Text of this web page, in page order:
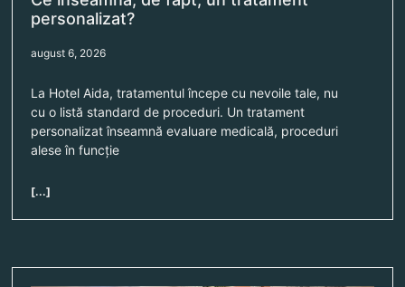
personalizat?
august 6, 2026
La Hotel Aida, tratamentul începe cu nevoile tale, nu
cu o listă standard de proceduri. Un tratament
personalizat înseamnă evaluare medicală, proceduri
alese în funcție
[...]